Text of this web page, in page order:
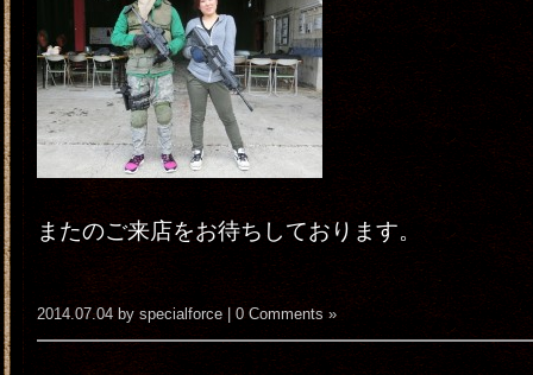
またのご来店をお待ちしております。
2014.07.04 by specialforce | 0 Comments »